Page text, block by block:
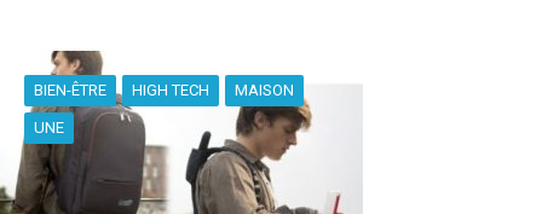
BIEN-ÊTRE HIGH TECH MAISON
UNE